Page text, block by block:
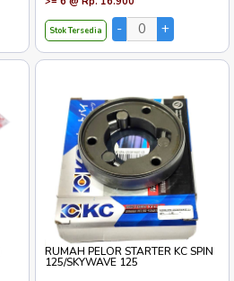
Stok Tersedia
RUMAH PELOR STARTER KC SPIN
125/SKYWAVE 125